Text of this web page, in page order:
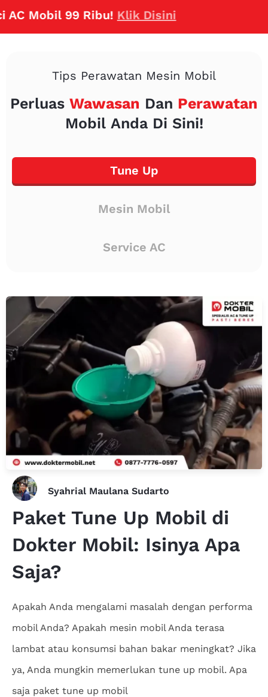
Mobil 99 Ribu!Klik Disini
Tips Perawatan Mesin Mobil
Perluas Wawasan Dan Perawatan
Mobil Anda Di Sini!
Tune Up
Mesin Mobil
Service AC
Syahrial Maulana Sudarto
Paket Tune Up Mobil di
Dokter Mobil: Isinya Apa
Saja?
Apakah Anda mengalami masalah dengan performa
mobil Anda? Apakah mesin mobil Anda terasa
lambat atau konsumsi bahan bakar meningkat? Jika
ya, Anda mungkin memerlukan tune up mobil. Apa
saja paket tune up mobil